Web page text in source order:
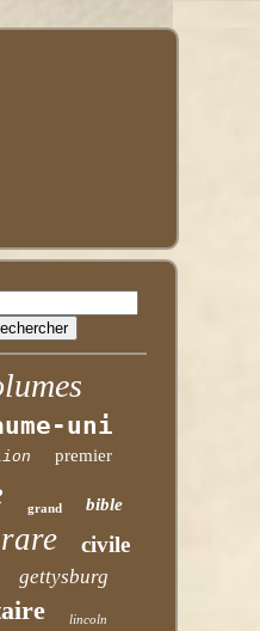
uni
premier
grand bible
rare civile
gettysburg
lincoln